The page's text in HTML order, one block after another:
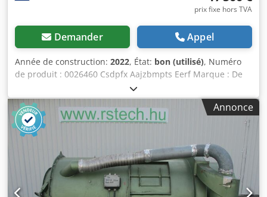
prix fixe hors TVA
Demander Appel
Année de construction: 2022, État: bon (utilisé), Numéro
de produit : 0026460 Csdpfx Aajzbmpts Eerf Marque : De
Kuiper Modèle : Soror Catégorie de produit : Friteuses
Longueur : 2700 mm Largeur : 920 mm Hauteur : 1800 mm
Puissance de raccordement (V) : 400 Puissance (W) : 47150
Année de fabrication : 2022 Équipé d'un système de
filtration de graisse. Fournie avec 3 cuves (1x ORE440 et 2x
ORE540) et un bac d'extraction.
Annonce